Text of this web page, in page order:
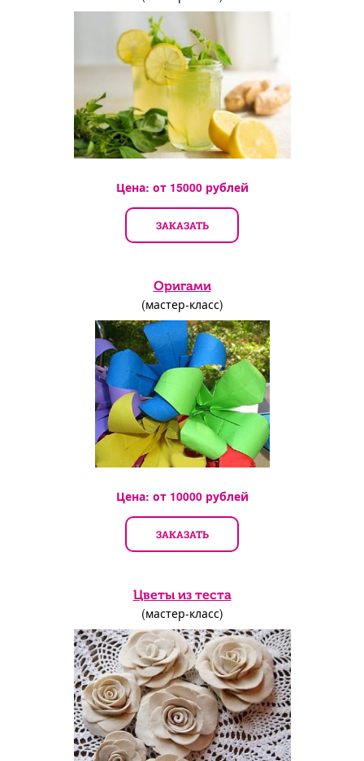
Цена: от 15000рублей
ЗАКАЗАТЬ
Оригами
(мастер-класс)
Цена: от 10000рублей
ЗАКАЗАТЬ
Цветы из теста
(мастер-класс)